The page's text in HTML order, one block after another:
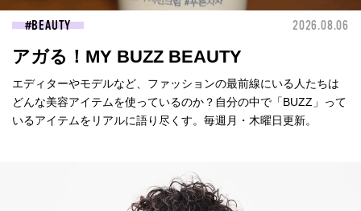
BEAUTY 2026.08.06
アガる！MY BUZZ BEAUTY
エディターやモデルなど、ファッションの最前線にいる人たちは
どんな美容アイテムを使っているのか？自分の中で「BUZZ」って
いるアイテムをリアルに語り尽くす。毎週月・木曜日更新。